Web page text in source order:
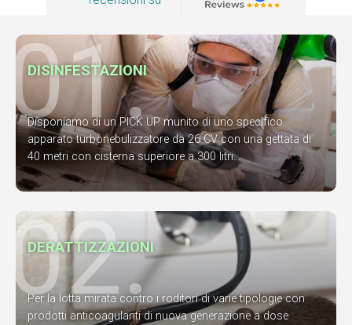
01.
DISINFESTAZIONI
Disponiamo di un PICK UP munito di uno specifico
apparato turbonebulizzatore da 26 CV con una gettata di
40 metri con cisterna superiore a 300 litri...
02.
DERATTIZZAZIONI
Per la lotta mirata contro i roditori di varie tipologie con
prodotti anticoagulanti di nuova generazione a dose